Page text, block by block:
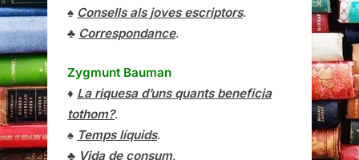
♠ Consells als joves escriptors.
♣ Correspondance.
Zygmunt Bauman
♦ La riquesa d’uns quants beneficia
tothom?.
♠ Temps líquids.
♣ Vida de consum.